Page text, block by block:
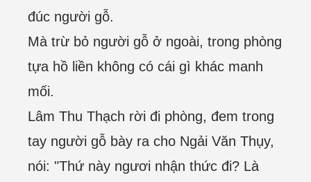
đúc người gỗ.
Mà trừ bỏ người gỗ ở ngoài, trong phòng
tựa hồ liền không có cái gì khác manh
mối.
Lâm Thu Thạch rời đi phòng, đem trong
tay người gỗ bày ra cho Ngải Văn Thụy,
nói: "Thứ này ngươi nhận thức đi? Là